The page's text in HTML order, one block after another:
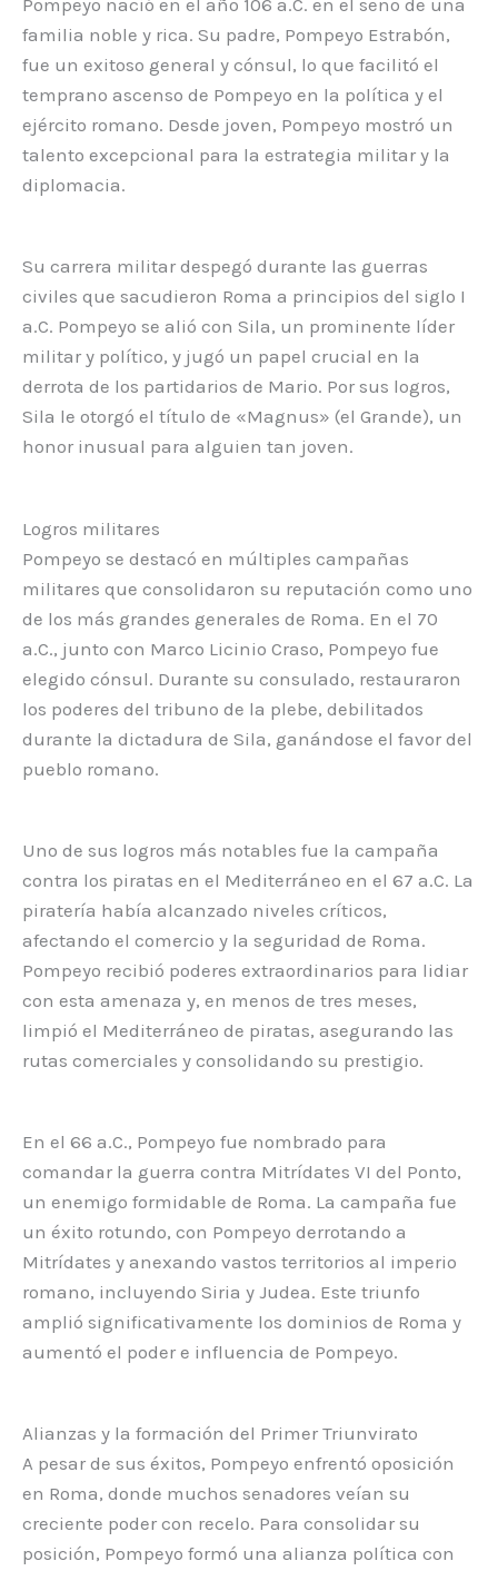
Pompeyo nació en el año 106 a.C. en el seno de una
familia noble y rica. Su padre, Pompeyo Estrabón,
fue un exitoso general y cónsul, lo que facilitó el
temprano ascenso de Pompeyo en la política y el
ejército romano. Desde joven, Pompeyo mostró un
talento excepcional para la estrategia militar y la
diplomacia.
Su carrera militar despegó durante las guerras
civiles que sacudieron Roma a principios del siglo I
a.C. Pompeyo se alió con Sila, un prominente líder
militar y político, y jugó un papel crucial en la
derrota de los partidarios de Mario. Por sus logros,
Sila le otorgó el título de «Magnus» (el Grande), un
honor inusual para alguien tan joven.
Logros militares
Pompeyo se destacó en múltiples campañas
militares que consolidaron su reputación como uno
de los más grandes generales de Roma. En el 70
a.C., junto con Marco Licinio Craso, Pompeyo fue
elegido cónsul. Durante su consulado, restauraron
los poderes del tribuno de la plebe, debilitados
durante la dictadura de Sila, ganándose el favor del
pueblo romano.
Uno de sus logros más notables fue la campaña
contra los piratas en el Mediterráneo en el 67 a.C. La
piratería había alcanzado niveles críticos,
afectando el comercio y la seguridad de Roma.
Pompeyo recibió poderes extraordinarios para lidiar
con esta amenaza y, en menos de tres meses,
limpió el Mediterráneo de piratas, asegurando las
rutas comerciales y consolidando su prestigio.
En el 66 a.C., Pompeyo fue nombrado para
comandar la guerra contra Mitrídates VI del Ponto,
un enemigo formidable de Roma. La campaña fue
un éxito rotundo, con Pompeyo derrotando a
Mitrídates y anexando vastos territorios al imperio
romano, incluyendo Siria y Judea. Este triunfo
amplió significativamente los dominios de Roma y
aumentó el poder e influencia de Pompeyo.
Alianzas y la formación del Primer Triunvirato
A pesar de sus éxitos, Pompeyo enfrentó oposición
en Roma, donde muchos senadores veían su
creciente poder con recelo. Para consolidar su
posición, Pompeyo formó una alianza política con